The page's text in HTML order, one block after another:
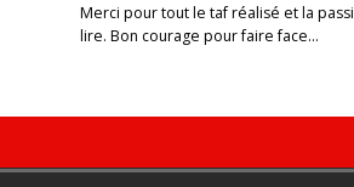
Merci pour tout le taf réalisé et la
lire. Bon courage pour faire face…